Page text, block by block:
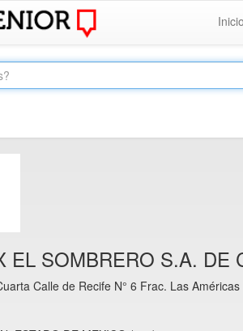
Inicio
EL SOMBRERO S.A. DE
Calle de Recife N° 6 Frac. Las Américas